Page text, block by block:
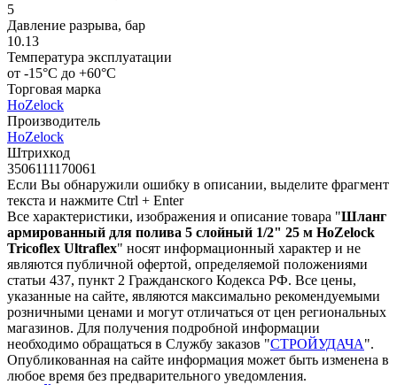
5
Давление разрыва, бар
10.13
Температура эксплуатации
от -15°C до +60°C
Торговая марка
HoZelock
Производитель
HoZelock
Штрихкод
3506111170061
Если Вы обнаружили ошибку в описании, выделите фрагмент
текста и нажмите Ctrl + Enter
Все характеристики, изображения и описание товара "Шланг
армированный для полива 5 слойный 1/2" 25 м HoZelock
Tricoflex Ultraflex" носят информационный характер и не
являются публичной офертой, определяемой положениями
статьи 437, пункт 2 Гражданского Кодекса РФ. Все цены,
указанные на сайте, являются максимально рекомендуемыми
розничными ценами и могут отличаться от цен региональных
магазинов. Для получения подробной информации
необходимо обращаться в Службу заказов "СТРОЙУДАЧА".
Опубликованная на сайте информация может быть изменена в
любое время без предварительного уведомления.